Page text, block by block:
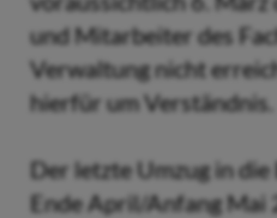
und Mitarbeiter des
Verwaltung nicht
hierfür um Verständnis.
Der letzte Umzug in
Ende April/Anfang Mai